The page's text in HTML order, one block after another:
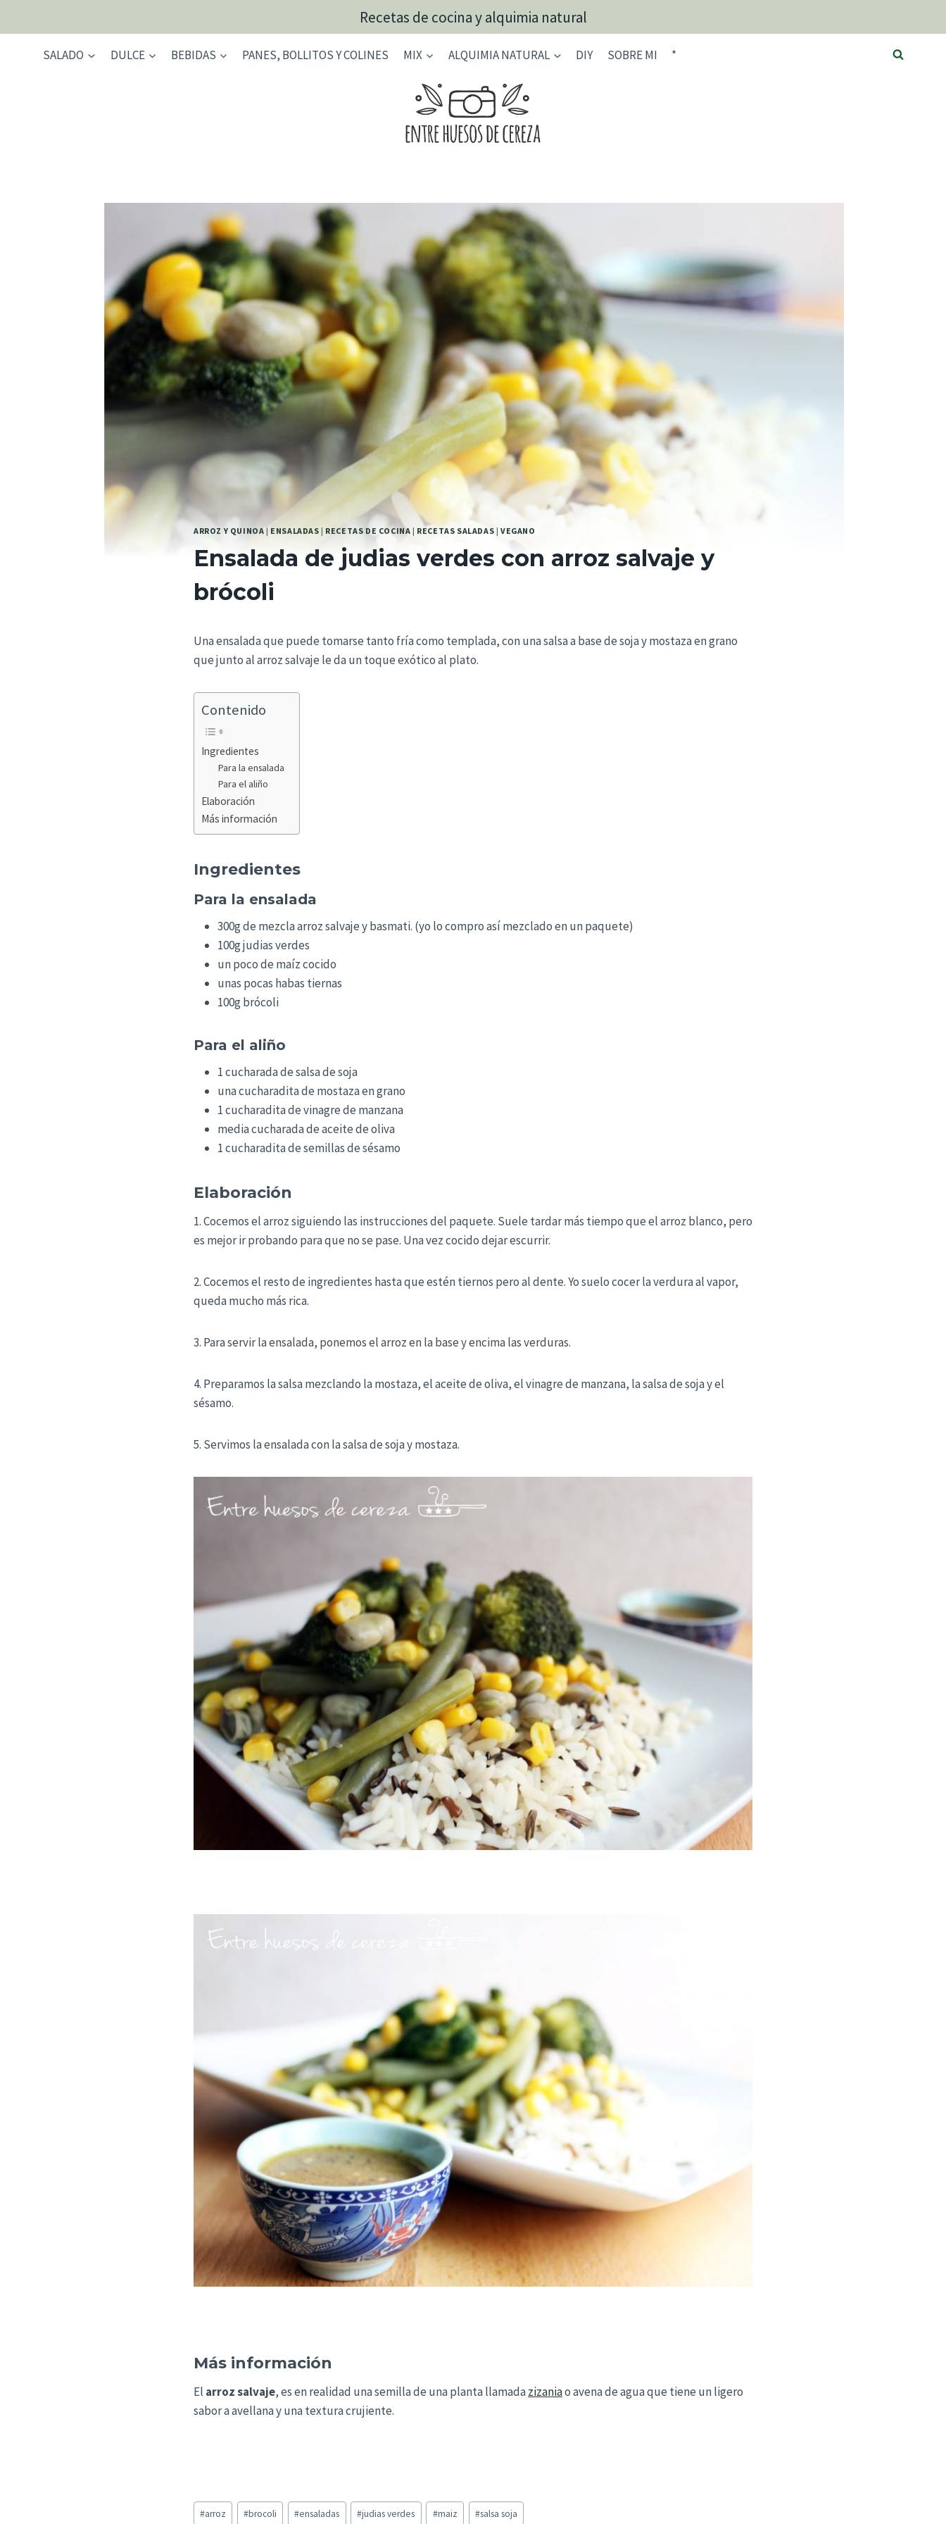
Recetas de cocina y alquimia natural
SALADO DULCE BEBIDAS PANES, BOLLITOS Y COLINES MIX ALQUIMIA NATURAL DIY SOBRE MI *
ARROZ Y QUINOA | ENSALADAS | RECETAS DE COCINA | RECETAS SALADAS | VEGANO
Ensalada de judias verdes con arroz salvaje y
brócoli
Una ensalada que puede tomarse tanto fría como templada, con una salsa a base de soja y mostaza en grano
que junto al arroz salvaje le da un toque exótico al plato.
Contenido
Ingredientes
Para la ensalada
Para el aliño
Elaboración
Más información
Ingredientes
Para la ensalada
300g de mezcla arroz salvaje y basmati. (yo lo compro así mezclado en un paquete)
100g judias verdes
un poco de maíz cocido
unas pocas habas tiernas
100g brócoli
Para el aliño
1 cucharada de salsa de soja
una cucharadita de mostaza en grano
1 cucharadita de vinagre de manzana
media cucharada de aceite de oliva
1 cucharadita de semillas de sésamo
Elaboración
1. Cocemos el arroz siguiendo las instrucciones del paquete. Suele tardar más tiempo que el arroz blanco, pero
es mejor ir probando para que no se pase. Una vez cocido dejar escurrir.
2. Cocemos el resto de ingredientes hasta que estén tiernos pero al dente. Yo suelo cocer la verdura al vapor,
queda mucho más rica.
3. Para servir la ensalada, ponemos el arroz en la base y encima las verduras.
4. Preparamos la salsa mezclando la mostaza, el aceite de oliva, el vinagre de manzana, la salsa de soja y el
sésamo.
5. Servimos la ensalada con la salsa de soja y mostaza.
Más información
El arroz salvaje, es en realidad una semilla de una planta llamadazizaniao avena de agua que tiene un ligero
sabor a avellana y una textura crujiente.
Etiquetas
#arroz #brocoli #ensaladas #judias verdes #maiz #salsa soja